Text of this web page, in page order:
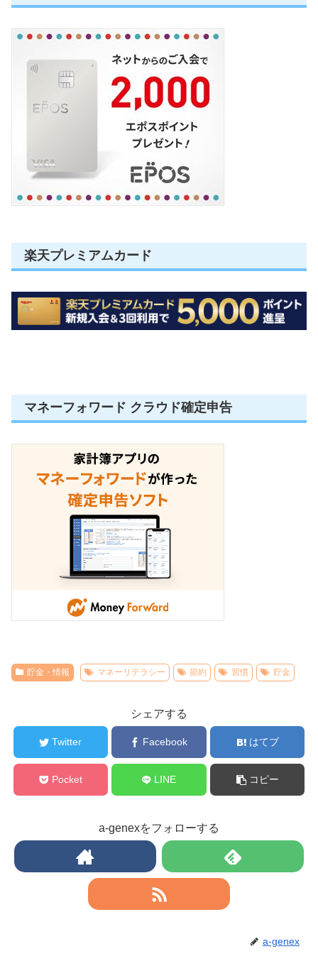
楽天プレミアムカード
マネーフォワード クラウド確定申告
貯金・情報 マネーリテラシー 節約 習慣 貯金
シェアする
Twitter Facebook はてブ
Pocket LINE コピー
a-genexをフォローする
a-genex